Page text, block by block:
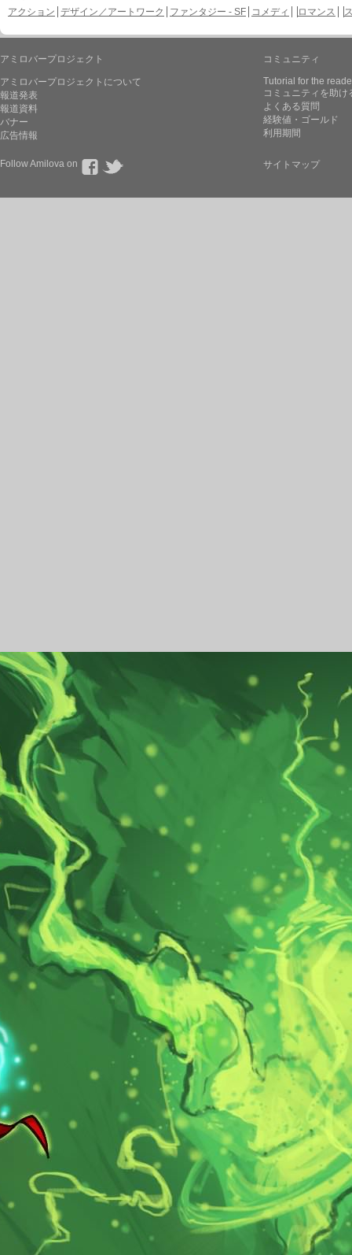
アクション デザイン／アートワーク ファンタジー - SF コメディ ロマンス
アミロバープロジェクト
アミロバープロジェクトについて
報道発表
報道資料
バナー
広告情報
コミュニティ
Tutorial for the
コミュニティを助け
よくある質問
経験値・ゴールド
利用期間
Follow Amilova on サイトマップ